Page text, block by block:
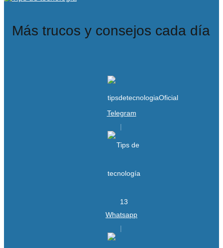
Más trucos y consejos cada día
Telegram
Whatsapp